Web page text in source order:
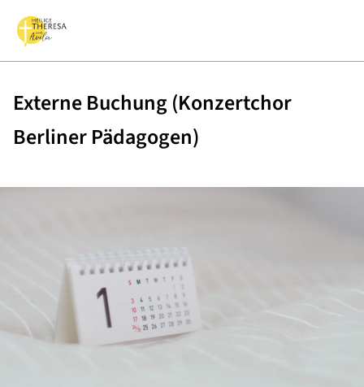
Externe Buchung (Konzertchor
Berliner Pädagogen)